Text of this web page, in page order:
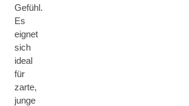
Gefühl.
Es
eignet
sich
ideal
für
zarte,
junge